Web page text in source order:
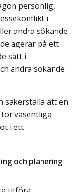
personlig,
i
andra sökande
agerar på ett
sätt i
andra sökande
säkerställa att en
väsentliga
i ett
och planering